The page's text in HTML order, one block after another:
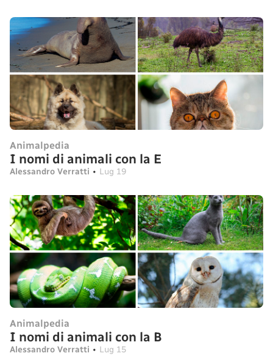
Animalpedia
I nomi di animali con la E
Alessandro Verratti • Lug 19
Animalpedia
I nomi di animali con la B
Alessandro Verratti • Lug 15